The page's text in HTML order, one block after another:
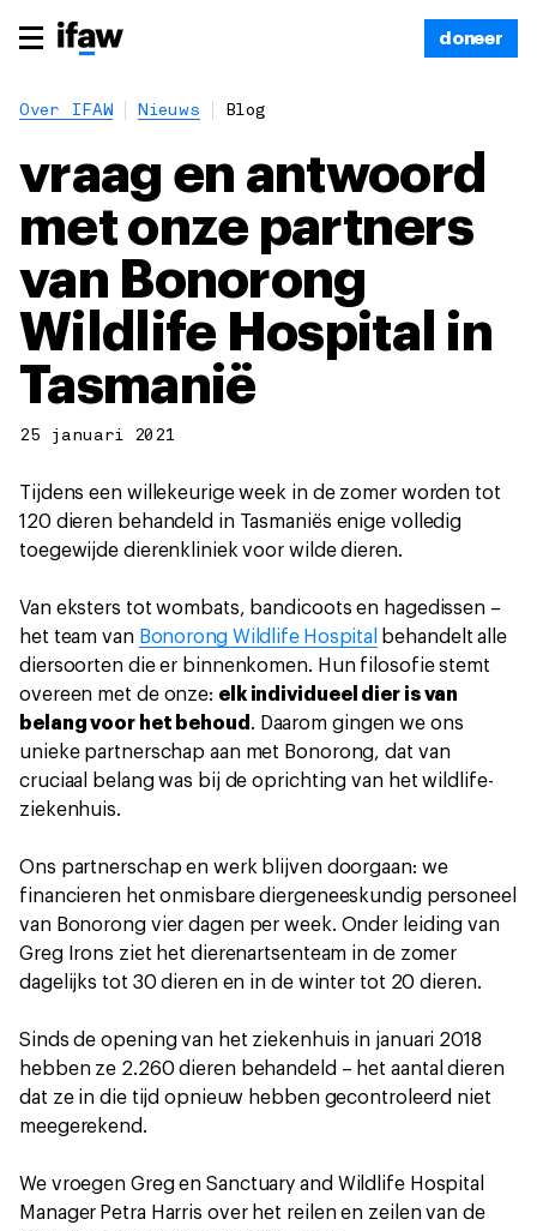
doneer
Over IFAW Nieuws Blog
vraag en antwoord
met onze partners
van Bonorong
Wildlife Hospital in
Tasmanië
25 januari 2021
Tijdens een willekeurige week in de zomer worden tot
120 dieren behandeld in Tasmaniës enige volledig
toegewijde dierenkliniek voor wilde dieren.
Van eksters tot wombats, bandicoots en hagedissen –
het team van Bonorong Wildlife Hospital
behandelt alle
diersoorten die er binnenkomen. Hun filosofie stemt
overeen met de onze: elk individueel dier is van
belang voor het behoud . Daarom gingen we ons
unieke partnerschap aan met Bonorong, dat van
cruciaal belang was bij de oprichting van het wildlife-
ziekenhuis.
Ons partnerschap en werk blijven doorgaan: we
financieren het onmisbare diergeneeskundig personeel
van Bonorong vier dagen per week. Onder leiding van
Greg Irons ziet het dierenartsenteam in de zomer
dagelijks tot 30 dieren en in de winter tot 20 dieren.
Sinds de opening van het ziekenhuis in januari 2018
hebben ze 2.260 dieren behandeld – het aantal dieren
dat ze in die tijd opnieuw hebben gecontroleerd niet
meegerekend.
We vroegen Greg en Sanctuary and Wildlife Hospital
Manager Petra Harris over het reilen en zeilen van de